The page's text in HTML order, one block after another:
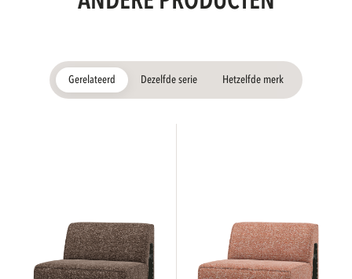
Gerelateerd Dezelfde serie Hetzelfde merk